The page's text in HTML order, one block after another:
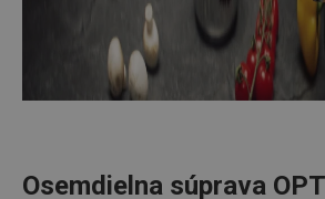
Osemdielna súprava